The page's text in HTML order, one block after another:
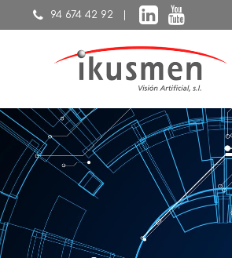
94 674 42 92 |